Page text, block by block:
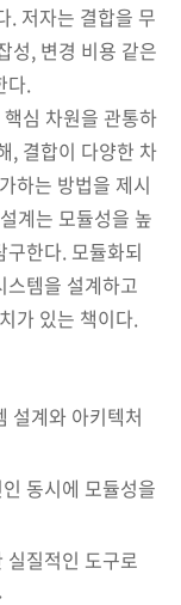
. 저자는 결합을 무
성, 변경 비용 같은
다.
심 차원을 관통하
, 결합이 다양한 차
하는 방법을 제시
계는 모듈성을 높
한다. 모듈화되
스템을 설계하고
가 있는 책이다.
설계와 아키텍처
동시에 모듈성을
실질적인 도구로